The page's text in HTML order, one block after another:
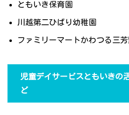
ともいき保育園
川越第二ひばり幼稚園
ファミリーマートかわつる三
児童デイサービスともいきの
ど